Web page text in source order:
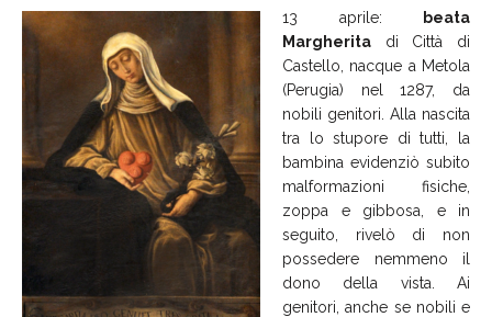
13 aprile: beata
Margherita di Città di
Castello, nacque a Metola
(Perugia) nel 1287, da
nobili genitori. Alla nascita
tra lo stupore di tutti, la
bambina evidenziò subito
malformazioni fisiche,
zoppa e gibbosa, e in
seguito, rivelò di non
possedere nemmeno il
dono della vista. Ai
genitori, anche se nobili e